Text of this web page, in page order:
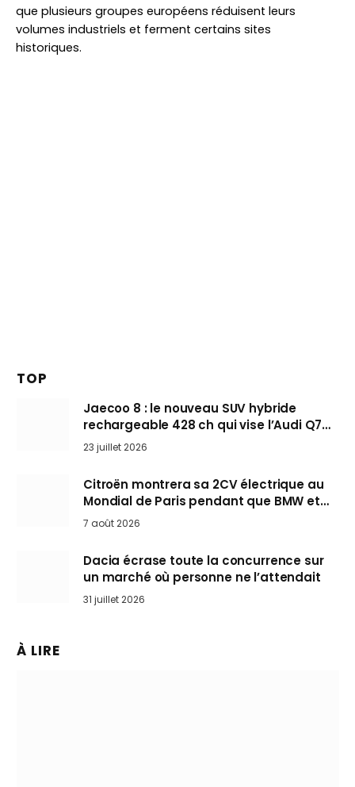
que plusieurs groupes européens réduisent leurs
volumes industriels et ferment certains sites
historiques.
TOP
Jaecoo 8 : le nouveau SUV hybride
rechargeable 428 ch qui vise l’Audi Q7
arrive en Europe cet automne
23 juillet 2026
Citroën montrera sa 2CV électrique au
Mondial de Paris pendant que BMW et
Mini désertent le salon
7 août 2026
Dacia écrase toute la concurrence sur
un marché où personne ne l’attendait
31 juillet 2026
À LIRE